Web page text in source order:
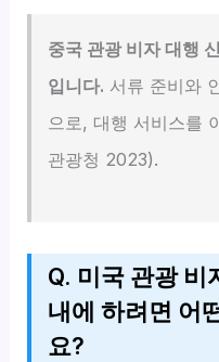
중국 관광 비자 대행
입니다. 서류 준비와
으로, 대행 서비스를
관광청 2023).
Q. 미국 관광 비
내에 하려면 어
요?